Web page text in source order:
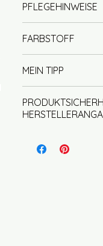
(Maulbeerseide)
Lauflänge ca.
Fingering / 4
Nadelstärke 3-
der Wolle
mulesingfrei
PFLEGEHINWEISE
(handwarm)
kein
nicht im
liegend
FARBSTOFF
gefärbt. Bei uns
und das spiegelt
wider.
Für die Färbung
Farben
MEIN TIPP
kein Strang dem
wechseln, so